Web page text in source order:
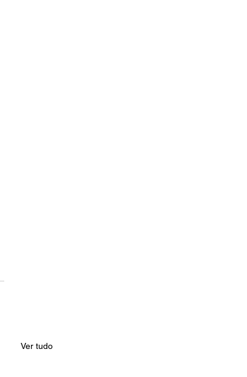
Ver tudo